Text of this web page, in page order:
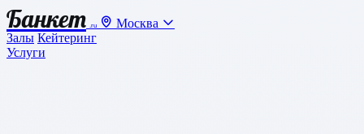
Банкет .ru
Москва
Залы Кейтеринг
Услуги